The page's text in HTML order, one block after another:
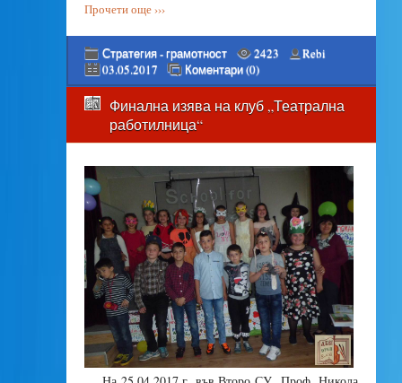
Прочети още ›››
Стратегия - грамотност 2423
Rebi
03.05.2017
Коментари (0)
Финална изява на клуб „Театрална
работилница“